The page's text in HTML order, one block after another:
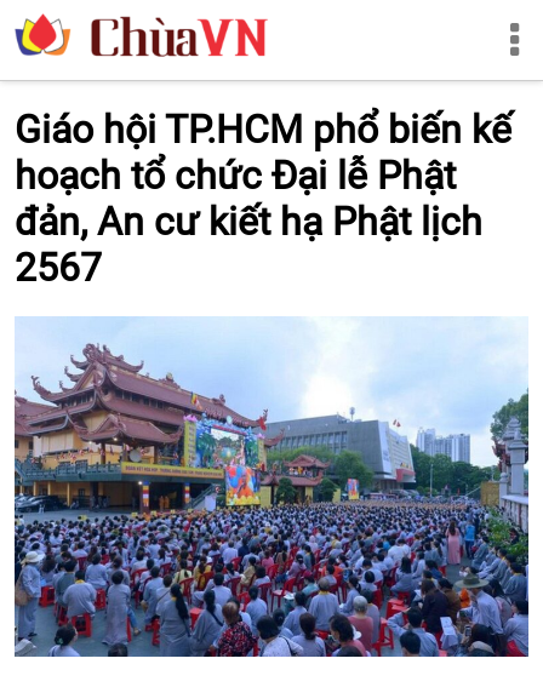
Giáo hội TP.HCM phổ biến kế
hoạch tổ chức Đại lễ Phật
đản, An cư kiết hạ Phật lịch
2567